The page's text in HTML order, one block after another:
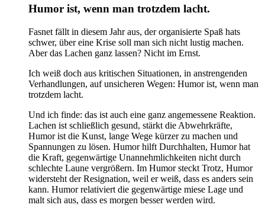
Humor ist, wenn man trotzdem lacht.
Fasnet fällt in diesem Jahr aus, der organisierte Spaß hats
schwer, über eine Krise soll man sich nicht lustig machen.
Aber das Lachen ganz lassen? Nicht im Ernst.
Ich weiß doch aus kritischen Situationen, in anstrengenden
Verhandlungen, auf unsicheren Wegen: Humor ist, wenn man
trotzdem lacht.
Und ich finde: das ist auch eine ganz angemessene Reaktion.
Lachen ist schließlich gesund, stärkt die Abwehrkräfte,
Humor ist die Kunst, lange Wege kürzer zu machen und
Spannungen zu lösen. Humor hilft Durchhalten, Humor hat
die Kraft, gegenwärtige Unannehmlichkeiten nicht durch
schlechte Laune vergrößern. Im Humor steckt Trotz, Humor
widersteht der Resignation, weil er weiß, dass es anders sein
kann. Humor relativiert die gegenwärtige miese Lage und
malt sich aus, dass es morgen besser werden wird.